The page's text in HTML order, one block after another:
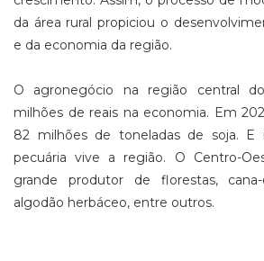
da área rural propiciou o
e da economia da região.
O agronegócio na região central
milhões de reais na economia. Em
82 milhões de toneladas de soja.
pecuária vive a região. O Centro-
grande produtor de florestas,
algodão herbáceo, entre outros.